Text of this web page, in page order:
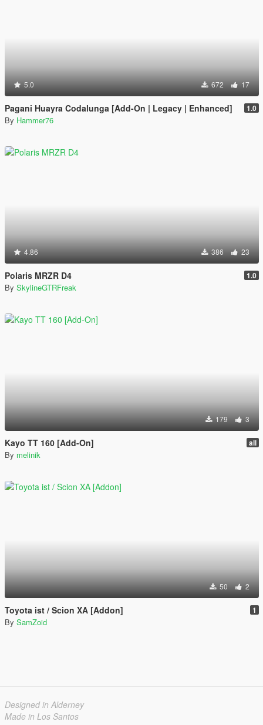
5.0 672 17
Pagani Huayra Codalunga [Add-On | Legacy | Enhanced] 1.0
By Hammer76
4.86 386 23
Polaris MRZR D4 1.0
By SkylineGTRFreak
179 3
Kayo TT 160 [Add-On] all
By melinik
50 2
Toyota ist / Scion XA [Addon] 1
By SamZoid
Designed in Alderney
Made in Los Santos